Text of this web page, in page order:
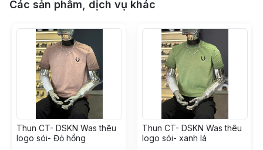
Các sản phẩm, dịch vụ khác
Thun CT- DSKN Was thêu
logo sói- Đỏ hồng
Thun CT- DSKN Was thêu
logo sói- xanh lá